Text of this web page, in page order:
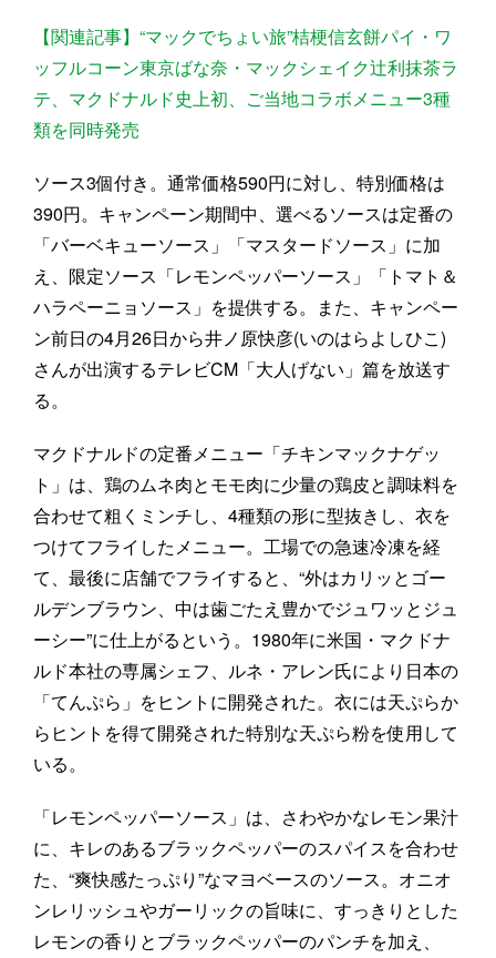
【関連記事】“マックでちょい旅”桔梗信玄餅パイ・ワ
ッフルコーン東京ばな奈・マックシェイク辻利抹茶ラ
テ、マクドナルド史上初、ご当地コラボメニュー3種
類を同時発売
ソース3個付き。通常価格590円に対し、特別価格は
390円。キャンペーン期間中、選べるソースは定番の
「バーベキューソース」「マスタードソース」に加
え、限定ソース「レモンペッパーソース」「トマト＆
ハラペーニョソース」を提供する。また、キャンペー
ン前日の4月26日から井ノ原快彦(いのはらよしひこ)
さんが出演するテレビCM「大人げない」篇を放送す
る。
マクドナルドの定番メニュー「チキンマックナゲッ
ト」は、鶏のムネ肉とモモ肉に少量の鶏皮と調味料を
合わせて粗くミンチし、4種類の形に型抜きし、衣を
つけてフライしたメニュー。工場での急速冷凍を経
て、最後に店舗でフライすると、“外はカリッとゴー
ルデンブラウン、中は歯ごたえ豊かでジュワッとジュ
ーシー”に仕上がるという。1980年に米国・マクドナ
ルド本社の専属シェフ、ルネ・アレン氏により日本の
「てんぷら」をヒントに開発された。衣には天ぷらか
らヒントを得て開発された特別な天ぷら粉を使用して
いる。
「レモンペッパーソース」は、さわやかなレモン果汁
に、キレのあるブラックペッパーのスパイスを合わせ
た、“爽快感たっぷり”なマヨベースのソース。オニオ
ンレリッシュやガーリックの旨味に、すっきりとした
レモンの香りとブラックペッパーのパンチを加え、